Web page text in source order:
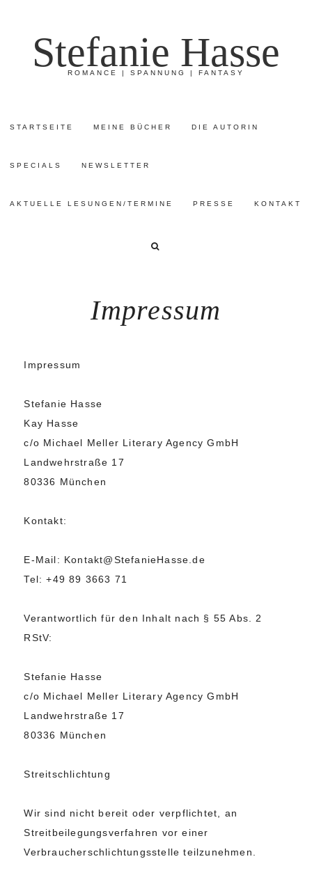
Stefanie Hasse
ROMANCE | SPANNUNG | FANTASY
STARTSEITE MEINE BÜCHER DIE AUTORIN
SPECIALS NEWSLETTER
AKTUELLE LESUNGEN/TERMINE PRESSE KONTAKT
Impressum
Impressum
Stefanie Hasse
Kay Hasse
c/o Michael Meller Literary Agency GmbH
Landwehrstraße 17
80336 München
Kontakt:
E-Mail: Kontakt@StefanieHasse.de
Tel: +49 89 3663 71
Verantwortlich für den Inhalt nach § 55 Abs. 2
RStV:
Stefanie Hasse
c/o Michael Meller Literary Agency GmbH
Landwehrstraße 17
80336 München
Streitschlichtung
Wir sind nicht bereit oder verpflichtet, an
Streitbeilegungsverfahren vor einer
Verbraucherschlichtungsstelle teilzunehmen.